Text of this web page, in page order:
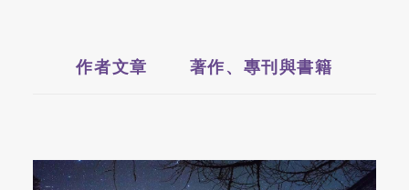
作者文章 著作、專刊與書籍